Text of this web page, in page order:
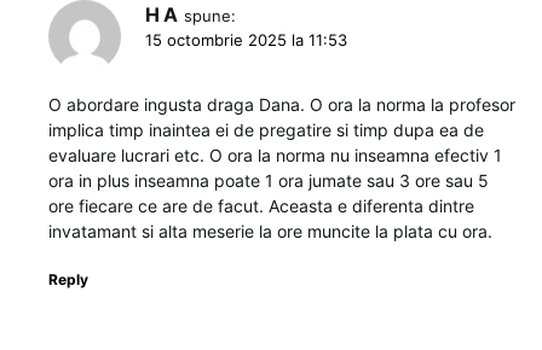
H A spune:
15 octombrie 2025 la 11:53
O abordare ingusta draga Dana. O ora la norma la profesor
implica timp inaintea ei de pregatire si timp dupa ea de
evaluare lucrari etc. O ora la norma nu inseamna efectiv 1
ora in plus inseamna poate 1 ora jumate sau 3 ore sau 5
ore fiecare ce are de facut. Aceasta e diferenta dintre
invatamant si alta meserie la ore muncite la plata cu ora.
Reply